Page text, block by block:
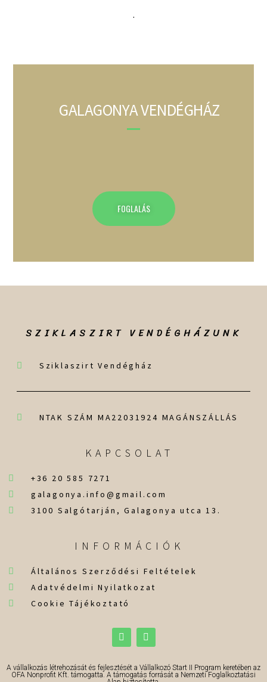
.
GALAGONYA VENDÉGHÁZ
FOGLALÁS
SZIKLASZIRT VENDÉGHÁZUNK
Sziklaszirt Vendégház
NTAK SZÁM MA22031924 MAGÁNSZÁLLÁS
KAPCSOLAT
+36 20 585 7271
galagonya.info@gmail.com
3100 Salgótarján, Galagonya utca 13.
INFORMÁCIÓK
Általános Szerződési Feltételek
Adatvédelmi Nyilatkozat
Cookie Tájékoztató
A vállalkozás létrehozását és fejlesztését a Vállalkozó Start II Program keretében az
OFA Nonprofit Kft. támogatta. A támogatás forrását a Nemzeti Foglalkoztatási